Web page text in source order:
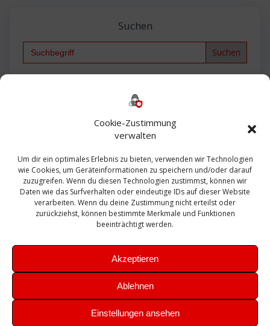
Cookie-Zustimmung
verwalten
Um dir ein optimales Erlebnis zu bieten, verwenden wir Technologien
wie Cookies, um Geräteinformationen zu speichern und/oder darauf
zuzugreifen. Wenn du diesen Technologien zustimmst, können wir
Daten wie das Surfverhalten oder eindeutige IDs auf dieser Website
verarbeiten. Wenn du deine Zustimmung nicht erteilst oder
zurückziehst, können bestimmte Merkmale und Funktionen
beeinträchtigt werden.
Akzeptieren
Ablehnen
Einstellungen ansehen
Suchen
Search
Bautagebuch
Exchange firewall Fritzbox
Microsoft
Sanierung SBS Security Server Sicherheit
Sicherung SIEM Sophos SSL Ubuntu
Update Upgrade UTM VCenter VCSA Veeam
VMWare VPN WAZUH Windows
Zertifikat
Theme